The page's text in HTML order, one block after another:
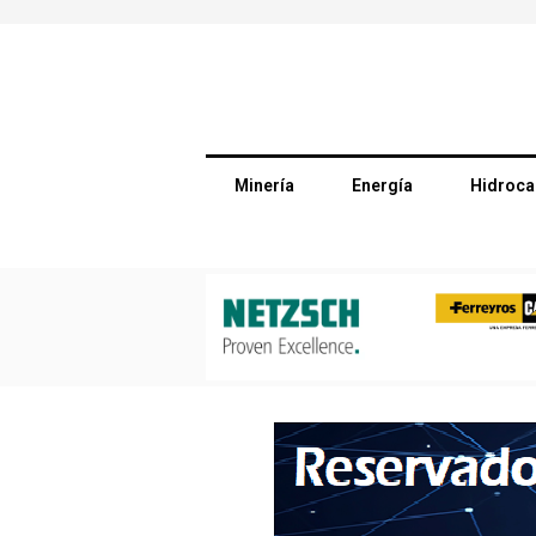
Minería Energía